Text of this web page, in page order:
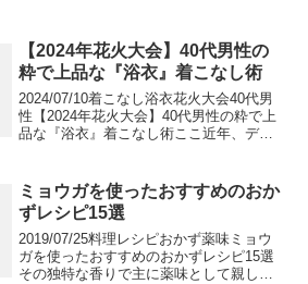
【2024年花火大会】40代男性の
粋で上品な『浴衣』着こなし術
2024/07/10着こなし浴衣花火大会40代男
性【2024年花火大会】40代男性の粋で上
品な『浴衣』着こなし術ここ近年、デザ
楽しむ男性の姿も。今年の花火大会は、
浴衣を...
ミョウガを使ったおすすめのおか
ずレシピ15選
2019/07/25料理レシピおかず薬味ミョウ
ガを使ったおすすめのおかずレシピ15選
その独特な香りで主に薬味として親しま